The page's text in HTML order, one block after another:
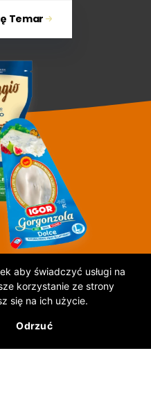
Temar
Allegro!
402 oceny
posiada w swojej
30 krajów Europy.
na Allegro
aby świadczyć usługi na
korzystanie ze strony
się na ich użycie.
Odrzuć